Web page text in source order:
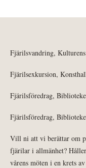
Fjärilsvandring,
Fjärilsexkursion,
Fjärilsföredrag,
Fjärilsföredrag,
Vill ni att vi berättar om
fjärilar i allmänhet?
vårens möten i en krets